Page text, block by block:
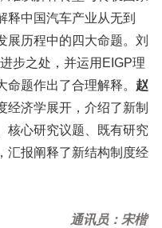
释中国汽车产业从无到
展历程中的四大命题。刘
步之处，并运用EIGP理
题作出了合理解释。 赵
经济学展开，介绍了新制
核心研究议题、既有研究
汇报阐释了新结构制度经
通讯员：宋楷